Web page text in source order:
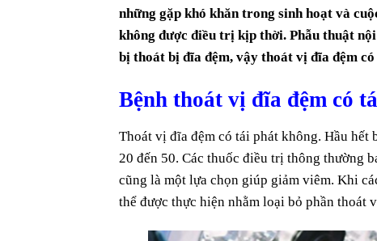
những gặp khó khăn trong sinh hoạt và
không được điều trị kịp thời. Phẫu thuật
bị thoát bị đĩa đệm, vậy thoát vị đĩa đệm
Bệnh thoát vị đĩa đệm có
Thoát vị đĩa đệm có tái phát không. Hầu hết
20 đến 50. Các thuốc điều trị thông thường
cũng là một lựa chọn giúp giảm viêm. Khi
thể được thực hiện nhằm loại bỏ phần thoát